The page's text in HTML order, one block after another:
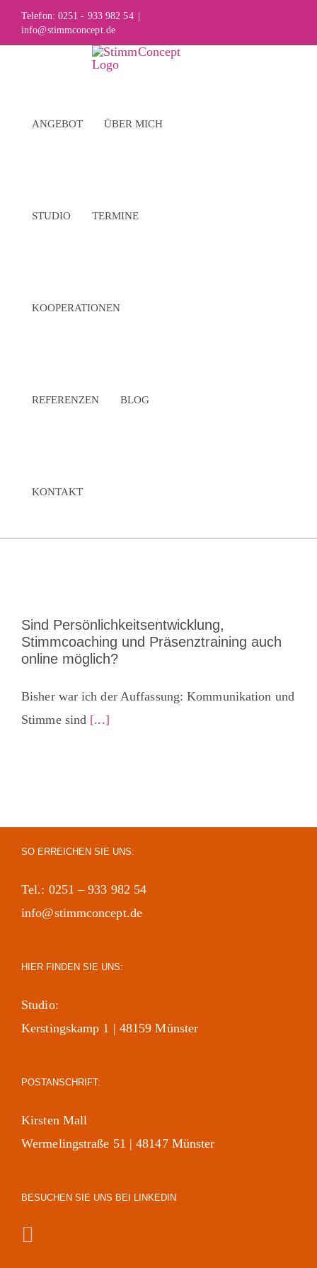
SkipTelefon: 0251 - 933 982 54
info@stimmconcept.de
ANGEBOT ÜBER MICH
STUDIO TERMINE
KOOPERATIONEN
REFERENZEN BLOG
KONTAKT
Sind Persönlichkeitsentwicklung,
Stimmcoaching und Präsenztraining auch
online möglich?
Bisher war ich der Auffassung: Kommunikation und
Stimme sind [...]
SO ERREICHEN SIE UNS:
Tel.: 0251 – 933 982 54
info@stimmconcept.de
HIER FINDEN SIE UNS:
Studio:
Kerstingskamp 1 | 48159 Münster
POSTANSCHRIFT:
Kirsten Mall
Wermelingstraße 51 | 48147 Münster
BESUCHEN SIE UNS BEI LINKEDIN